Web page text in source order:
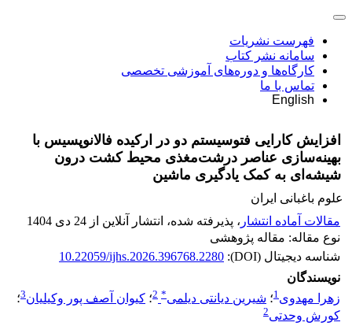
فهرست نشریات
سامانه نشر کتاب
کارگاه‌ها و دوره‌های آموزشی تخصصی
تماس با ما
English
افزایش کارایی فتوسیستم دو در ارکیده فالانوپسیس با
بهینه‌سازی عناصر درشت‌مغذی محیط کشت درون
شیشه‌ای به کمک یادگیری ماشین
علوم باغبانی ایران
مقالات آماده انتشار ، پذیرفته شده، انتشار آنلاین از 24 دی 1404
نوع مقاله: مقاله پژوهشی
شناسه دیجیتال (DOI):
10.22059/ijhs.2026.396768.2280
نویسندگان
زهرا مهدوی1؛ شیرین دیانتی دیلمی*
2؛ کیوان آصف پور وکیلیان3؛
کورش وحدتی2